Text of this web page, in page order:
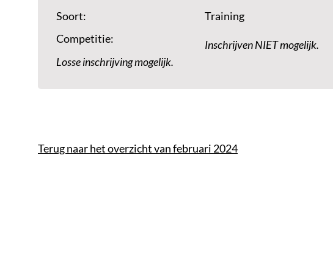
Soort:
Training
Competitie:
Inschrijven NIET mogelijk.
Losse inschrijving mogelijk.
Terug naar het overzicht van februari 2024